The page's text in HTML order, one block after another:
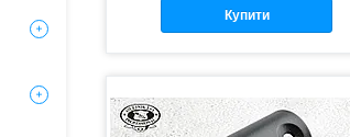
Купити